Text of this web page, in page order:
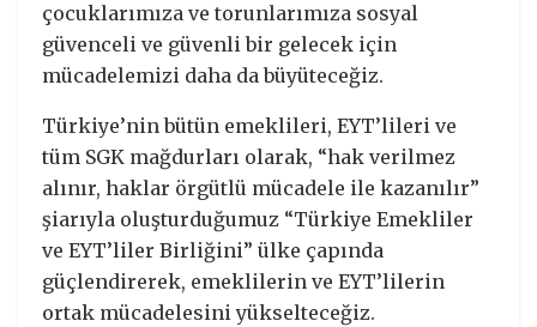
çocuklarımıza ve torunlarımıza sosyal
güvenceli ve güvenli bir gelecek için
mücadelemizi daha da büyüteceğiz.
Türkiye’nin bütün emeklileri, EYT’lileri ve
tüm SGK mağdurları olarak, “hak verilmez
alınır, haklar örgütlü mücadele ile kazanılır”
şiarıyla oluşturduğumuz “Türkiye Emekliler
ve EYT’liler Birliğini” ülke çapında
güçlendirerek, emeklilerin ve EYT’lilerin
ortak mücadelesini yükselteceğiz.